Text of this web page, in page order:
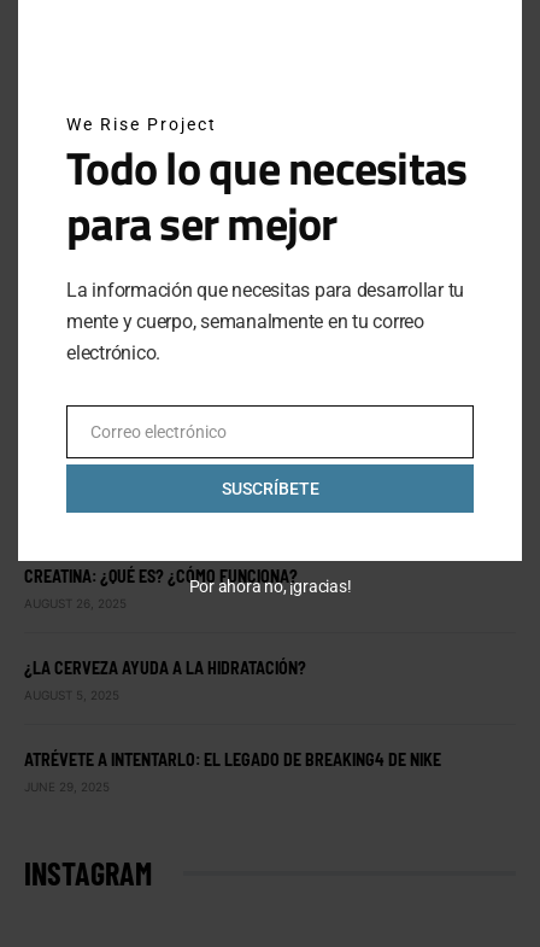
LO ÚLTIMO
¿ERES REALMENTE FUERTE? AVERÍGUALO AQUÍ
OCTOBER 6, 2025
CREATINA: ¿QUÉ ES? ¿CÓMO FUNCIONA?
AUGUST 26, 2025
¿LA CERVEZA AYUDA A LA HIDRATACIÓN?
AUGUST 5, 2025
ATRÉVETE A INTENTARLO: EL LEGADO DE BREAKING4 DE NIKE
JUNE 29, 2025
INSTAGRAM
We Rise Project
Todo lo que necesitas
para ser mejor
La información que necesitas para desarrollar tu
mente y cuerpo, semanalmente en tu correo
electrónico.
EmailCorreo electrónico
SUSCRÍBETE
Por ahora no, ¡gracias!